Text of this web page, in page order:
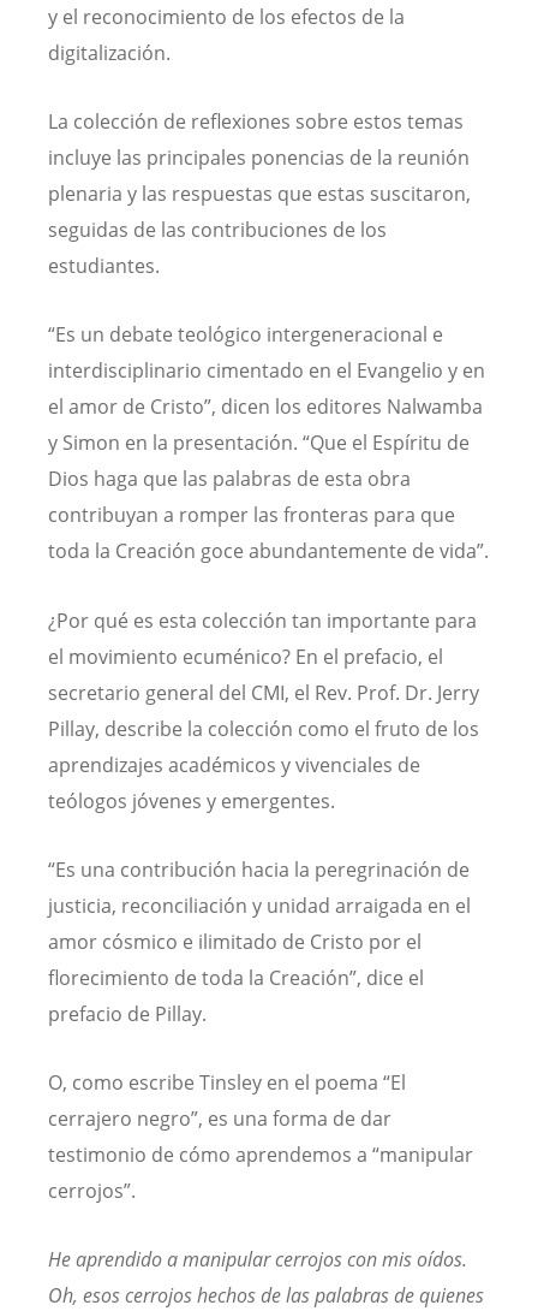
y el reconocimiento de los efectos de la
digitalización.
La colección de reflexiones sobre estos temas
incluye las principales ponencias de la reunión
plenaria y las respuestas que estas suscitaron,
seguidas de las contribuciones de los
estudiantes.
“Es un debate teológico intergeneracional e
interdisciplinario cimentado en el Evangelio y en
el amor de Cristo”, dicen los editores Nalwamba
y Simon en la presentación. “Que el Espíritu de
Dios haga que las palabras de esta obra
contribuyan a romper las fronteras para que
toda la Creación goce abundantemente de vida”.
¿Por qué es esta colección tan importante para
el movimiento ecuménico? En el prefacio, el
secretario general del CMI, el Rev. Prof. Dr. Jerry
Pillay, describe la colección como el fruto de los
aprendizajes académicos y vivenciales de
teólogos jóvenes y emergentes.
“Es una contribución hacia la peregrinación de
justicia, reconciliación y unidad arraigada en el
amor cósmico e ilimitado de Cristo por el
florecimiento de toda la Creación”, dice el
prefacio de Pillay.
O, como escribe Tinsley en el poema “El
cerrajero negro”, es una forma de dar
testimonio de cómo aprendemos a “manipular
cerrojos”.
He aprendido a manipular cerrojos con mis oídos.
Oh, esos cerrojos hechos de las palabras de quienes